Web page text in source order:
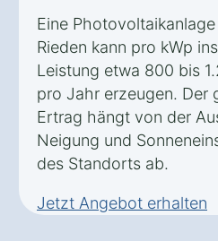
Eine
Rieden kann pro kWp
Leistung etwa 800 bis
pro Jahr erzeugen. Der
Ertrag hängt von der
Neigung und
des Standorts ab.
Jetzt Angebot erhalten